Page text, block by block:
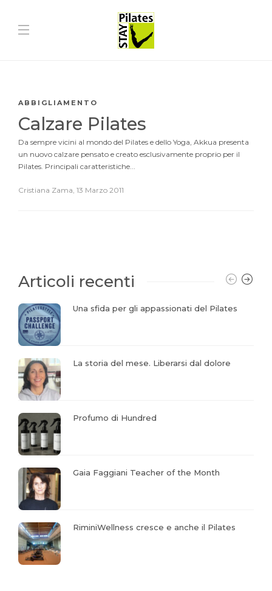
ABBIGLIAMENTO
Calzare Pilates
Da sempre vicini al mondo del Pilates e dello Yoga, Akkua presenta
un nuovo calzare pensato e creato esclusivamente proprio per il
Pilates. Principali caratteristiche...
Cristiana Zama, 13 Marzo 2011
Articoli recenti
Una sfida per gli appassionati del Pilates
La storia del mese. Liberarsi dal dolore
Profumo di Hundred
Gaia Faggiani Teacher of the Month
RiminiWellness cresce e anche il Pilates